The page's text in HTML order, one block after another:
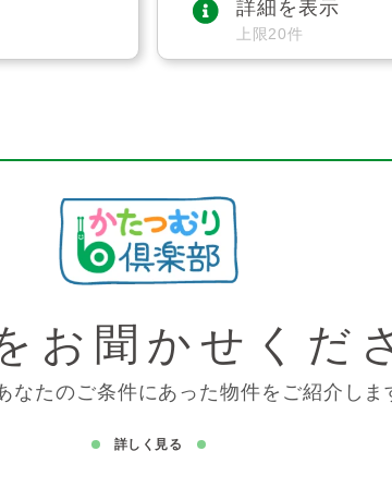
詳細を表示
上限20件
お聞かせくだ
なたのご条件にあった物件をご紹介しま
詳しく見る